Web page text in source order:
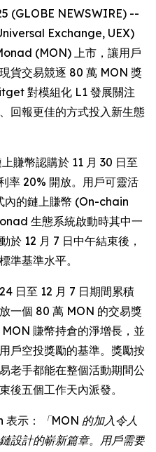
(GLOBE NEWSWIRE) --
Exchange, UEX)
(MON) 上市，讓用戶
貨交易競逐 80 萬 MON 獎
對模組化 L1 發展關注
回報更佳的方式投入新生態
賺幣認購於 11 月 30 日至
率 20% 開放。用戶可靈活
的鏈上賺幣 (On-chain
生態系統啟動時其中一
於 12 月 7 日中午結束後，
準基準水平。
日至 12 月 7 日期間累積
一個 80 萬 MON 的交易獎
賺幣持倉的淨增長，並
戶空投獎勵的基準。獎勵按
老手都能在整個活動期間公
後五個工作天內派發。
示：
「MON 的加入令人
設計的嶄新篇章。用戶需要